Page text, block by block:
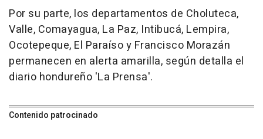
Por su parte, los departamentos de Choluteca,
Valle, Comayagua, La Paz, Intibucá, Lempira,
Ocotepeque, El Paraíso y Francisco Morazán
permanecen en alerta amarilla, según detalla el
diario hondureño 'La Prensa'.
Contenido patrocinado